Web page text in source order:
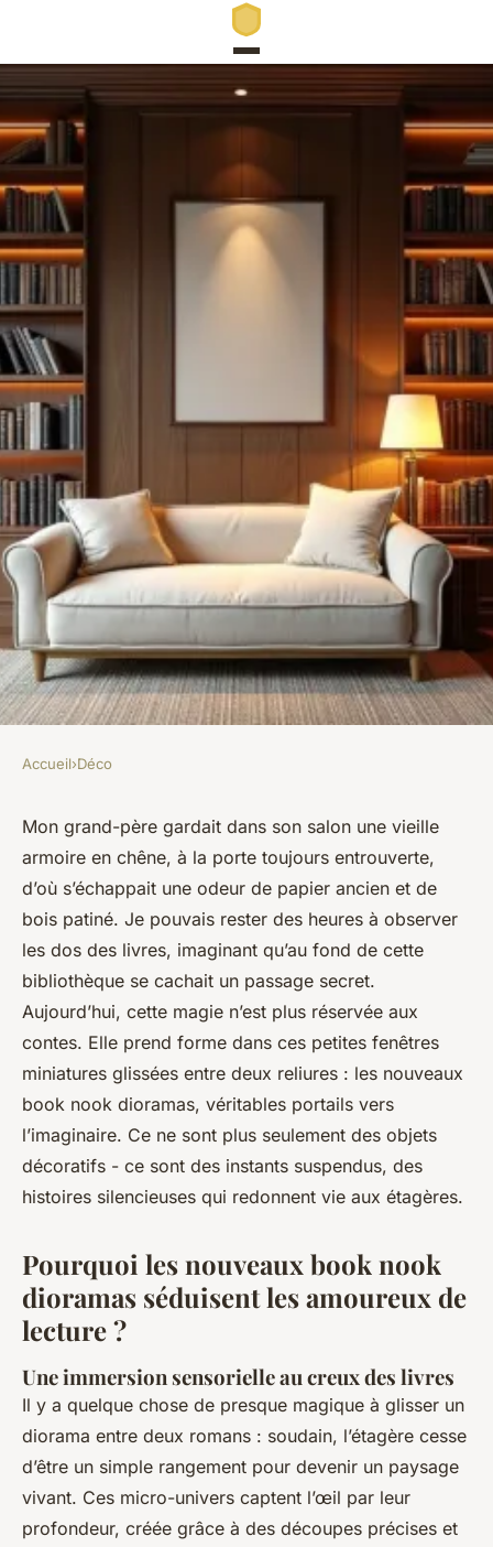
Transformez votre
bibliothèque avec de
nouveaux book nook dioramas
Camil•31/05/2026 11:26•12 min de lecture
Accueil›Déco
Mon grand-père gardait dans son salon une vieille
armoire en chêne, à la porte toujours entrouverte,
d’où s’échappait une odeur de papier ancien et de
bois patiné. Je pouvais rester des heures à observer
les dos des livres, imaginant qu’au fond de cette
bibliothèque se cachait un passage secret.
Aujourd’hui, cette magie n’est plus réservée aux
contes. Elle prend forme dans ces petites fenêtres
miniatures glissées entre deux reliures : les nouveaux
book nook dioramas, véritables portails vers
l’imaginaire. Ce ne sont plus seulement des objets
décoratifs - ce sont des instants suspendus, des
histoires silencieuses qui redonnent vie aux étagères.
Pourquoi les nouveaux book nook
dioramas séduisent les amoureux de
lecture ?
Une immersion sensorielle au creux des livres
Il y a quelque chose de presque magique à glisser un
diorama entre deux romans : soudain, l’étagère cesse
d’être un simple rangement pour devenir un paysage
vivant. Ces micro-univers captent l’œil par leur
profondeur, créée grâce à des découpes précises et